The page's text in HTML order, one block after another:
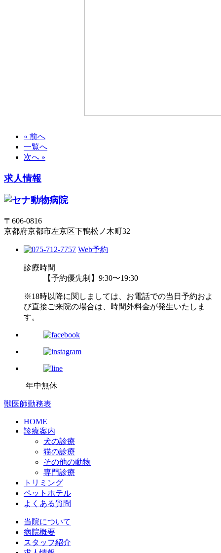
« 前へ
一覧へ
次へ »
求人情報
〒606-0816
京都府京都市左京区下鴨松ノ木町32
Web予約
診療時間
【予約優先制】9:30〜19:30
※18時以降に関しましては、お電話での当日予約およ
び直接ご来院の場合は、時間外料金が発生いたしま
す。
年中無休
獣医師勤務表
HOME
診療案内
犬の診療
猫の診療
その他の動物
専門診療
トリミング
ペットホテル
よくある質問
当院について
病院概要
スタッフ紹介